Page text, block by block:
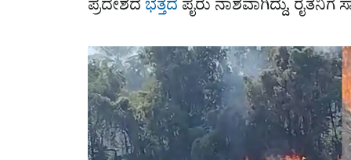
ಪ್ರದೇಶದಭತ್ತದ ಪೈರು ನಾಶವಾಗಿದ್ದು,